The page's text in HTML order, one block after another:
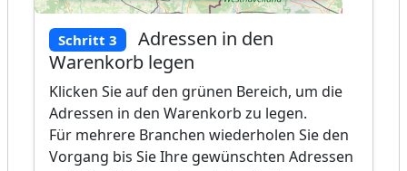
Schritt 3
Adressen in den
Warenkorb legen
Klicken Sie auf den grünen Bereich, um die
Adressen in den Warenkorb zu legen.
Für mehrere Branchen wiederholen Sie den
Vorgang bis Sie Ihre gewünschten Adressen